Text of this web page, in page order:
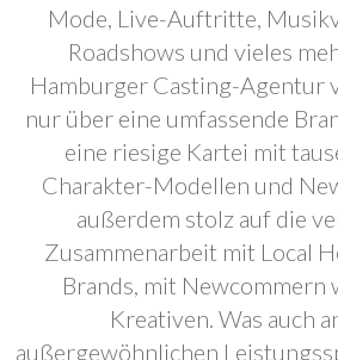
Mode, Live-Auftritte,
Roadshows und vieles
Hamburger Casting-Agentur
nur über eine umfassende
eine riesige Kartei mit
Charakter-Modellen und
außerdem stolz auf die
Zusammenarbeit mit Local
Brands, mit Newcommern
Kreativen. Was auch
außergewöhnlichen